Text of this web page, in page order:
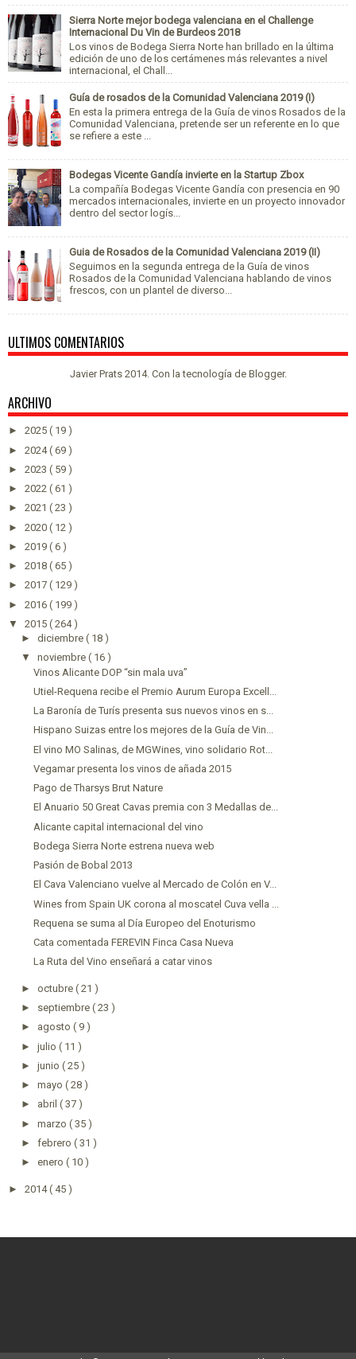
Sierra Norte mejor bodega valenciana en el Challenge
Internacional Du Vin de Burdeos 2018
Los vinos de Bodega Sierra Norte han brillado en la última
edición de uno de los certámenes más relevantes a nivel
internacional, el Chall...
Guía de rosados de la Comunidad Valenciana 2019 (I)
En esta la primera entrega de la Guía de vinos Rosados de la
Comunidad Valenciana, pretende ser un referente en lo que
se refiere a este ...
Bodegas Vicente Gandía invierte en la Startup Zbox
La compañía Bodegas Vicente Gandía con presencia en 90
mercados internacionales, invierte en un proyecto innovador
dentro del sector logís...
Guia de Rosados de la Comunidad Valenciana 2019 (II)
Seguimos en la segunda entrega de la Guía de vinos
Rosados de la Comunidad Valenciana hablando de vinos
frescos, con un plantel de diverso...
ULTIMOS COMENTARIOS
Javier Prats 2014. Con la tecnología de Blogger.
ARCHIVO
► 2025 ( 19 )
► 2024( 69 )
► 2023 ( 59 )
► 2022 ( 61 )
► 2021 ( 23 )
► 2020 ( 12 )
► 2019 ( 6 )
► 2018 ( 65 )
► 2017 ( 129 )
► 2016 ( 199 )
▼ 2015 ( 264 )
► diciembre ( 18 )
▼ noviembre ( 16 )
Vinos Alicante DOP “sin mala uva”
Utiel-Requena recibe el Premio Aurum Europa Excell...
La Baronía de Turís presenta sus nuevos vinos en s...
Hispano Suizas entre los mejores de la Guía de Vin...
El vino MO Salinas, de MGWines, vino solidario Rot...
Vegamar presenta los vinos de añada 2015
Pago de Tharsys Brut Nature
El Anuario 50 Great Cavas premia con 3 Medallas de...
Alicante capital internacional del vino
Bodega Sierra Norte estrena nueva web
Pasión de Bobal 2013
El Cava Valenciano vuelve al Mercado de Colón en V...
Wines from Spain UK corona al moscatel Cuva vella ...
Requena se suma al Día Europeo del Enoturismo
Cata comentada FEREVIN Finca Casa Nueva
La Ruta del Vino enseñará a catar vinos
► octubre ( 21 )
► septiembre ( 23 )
► agosto ( 9 )
► julio ( 11 )
► junio ( 25 )
► mayo ( 28 )
► abril ( 37 )
► marzo ( 35 )
► febrero ( 31 )
► enero ( 10 )
► 2014( 45 )